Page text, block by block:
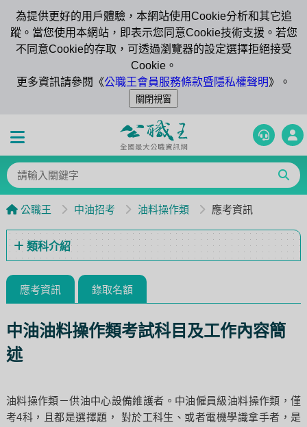
為提供更好的用戶體驗，本網站使用Cookie分析和其它追
蹤。當您使用本網站，即表示您同意Cookie技術支援。若您
不同意Cookie的存取，可透過瀏覽器的設定選擇拒絕接受
Cookie。
更多資訊請參閱《公職王會員服務條款暨隱私權聲明》。
公職王 中油招考 油料操作類 應考資訊
類科介紹
應考資訊 錄取名額
中油油料操作類考試科目及工作內容簡
述
油料操作類－供油中心設備維護者。中油僱員級油料操作類，僅
考4科，且都是選擇題， 對於工科生、或者電機學識拿手者，是